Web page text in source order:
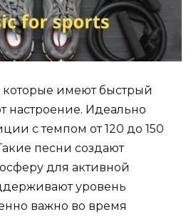
которые имеют быстрый
настроение. Идеально
с темпом от 120 до 150
песни создают
для активной
уровень
важно во время